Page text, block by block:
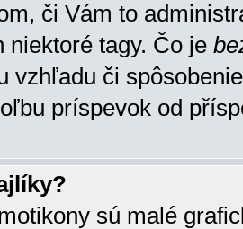
či Vám to
niektoré tagy. Čo je
vzhľadu či
príspevok od
sú malé